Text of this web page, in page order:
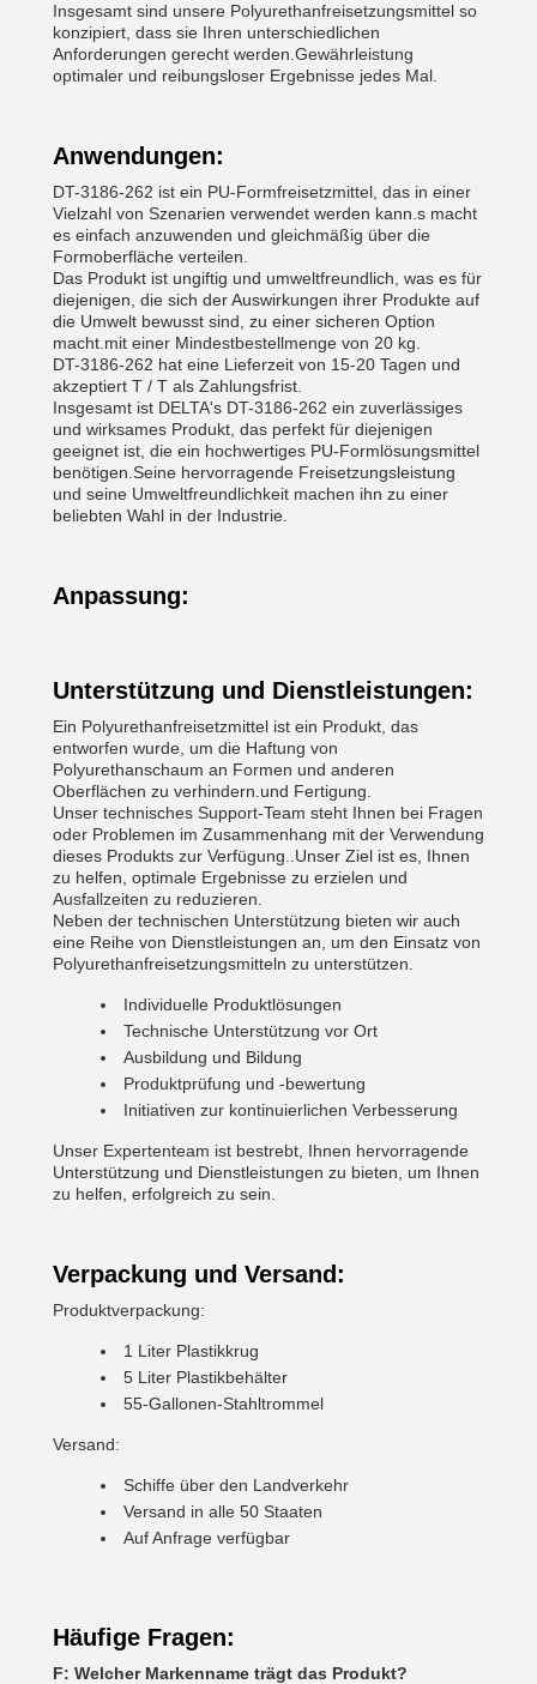
Insgesamt sind unsere Polyurethanfreisetzungsmittel so
konzipiert, dass sie Ihren unterschiedlichen
Anforderungen gerecht werden.Gewährleistung
optimaler und reibungsloser Ergebnisse jedes Mal.
Anwendungen:
DT-3186-262 ist ein PU-Formfreisetzmittel, das in einer
Vielzahl von Szenarien verwendet werden kann.s macht
es einfach anzuwenden und gleichmäßig über die
Formoberfläche verteilen.
Das Produkt ist ungiftig und umweltfreundlich, was es für
diejenigen, die sich der Auswirkungen ihrer Produkte auf
die Umwelt bewusst sind, zu einer sicheren Option
macht.mit einer Mindestbestellmenge von 20 kg.
DT-3186-262 hat eine Lieferzeit von 15-20 Tagen und
akzeptiert T / T als Zahlungsfrist.
Insgesamt ist DELTA's DT-3186-262 ein zuverlässiges
und wirksames Produkt, das perfekt für diejenigen
geeignet ist, die ein hochwertiges PU-Formlösungsmittel
benötigen.Seine hervorragende Freisetzungsleistung
und seine Umweltfreundlichkeit machen ihn zu einer
beliebten Wahl in der Industrie.
Anpassung:
Unterstützung und Dienstleistungen:
Ein Polyurethanfreisetzmittel ist ein Produkt, das
entworfen wurde, um die Haftung von
Polyurethanschaum an Formen und anderen
Oberflächen zu verhindern.und Fertigung.
Unser technisches Support-Team steht Ihnen bei Fragen
oder Problemen im Zusammenhang mit der Verwendung
dieses Produkts zur Verfügung..Unser Ziel ist es, Ihnen
zu helfen, optimale Ergebnisse zu erzielen und
Ausfallzeiten zu reduzieren.
Neben der technischen Unterstützung bieten wir auch
eine Reihe von Dienstleistungen an, um den Einsatz von
Polyurethanfreisetzungsmitteln zu unterstützen.
Individuelle Produktlösungen
Technische Unterstützung vor Ort
Ausbildung und Bildung
Produktprüfung und -bewertung
Initiativen zur kontinuierlichen Verbesserung
Unser Expertenteam ist bestrebt, Ihnen hervorragende
Unterstützung und Dienstleistungen zu bieten, um Ihnen
zu helfen, erfolgreich zu sein.
Verpackung und Versand:
Produktverpackung:
1 Liter Plastikkrug
5 Liter Plastikbehälter
55-Gallonen-Stahltrommel
Versand:
Schiffe über den Landverkehr
Versand in alle 50 Staaten
Auf Anfrage verfügbar
Häufige Fragen:
F: Welcher Markenname trägt das Produkt?